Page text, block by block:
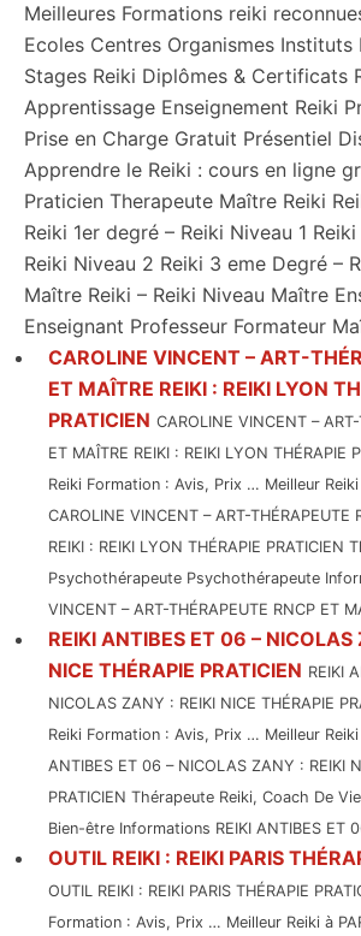
Meilleures Formations reiki
Ecoles Centres Organismes Instituts
Stages Reiki Diplômes & Certificats
Apprentissage Enseignement Reiki
Prise en Charge Gratuit Présentiel
Apprendre le Reiki : cours en ligne
Praticien Therapeute Maître Reiki
Reiki 1er degré – Reiki Niveau 1
Reiki Niveau 2 Reiki 3 eme Degré –
Maître Reiki – Reiki Niveau Maître
Enseignant Professeur Formateur
CAROLINE VINCENT – ART-
ET MAÎTRE REIKI : REIKI LYON
PRATICIEN CAROLINE VINCENT –
ET MAÎTRE REIKI : REIKI LYON THÉRAPIE
Reiki Formation : Avis, Prix … Meilleur Reiki
CAROLINE VINCENT – ART-THÉRAPEUTE
REIKI : REIKI LYON THÉRAPIE PRATICIEN
Psychothérapeute Psychothérapeute
VINCENT – ART-THÉRAPEUTE RNCP ET
REIKI ANTIBES ET 06 – NICOLAS
NICE THÉRAPIE PRATICIEN REIKI
NICOLAS ZANY : REIKI NICE THÉRAPIE
Reiki Formation : Avis, Prix … Meilleur Reiki
ANTIBES ET 06 – NICOLAS ZANY : REIKI
PRATICIEN Thérapeute Reiki, Coach De
Bien-être Informations REIKI ANTIBES ET
OUTIL REIKI : REIKI PARIS
OUTIL REIKI : REIKI PARIS THÉRAPIE
Formation : Avis, Prix … Meilleur Reiki à